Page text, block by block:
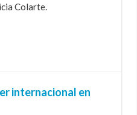
Colarte.
internacional en